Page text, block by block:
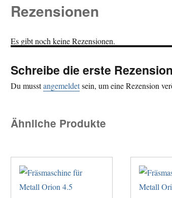
Rezensionen
Es gibt noch keine Rezensionen.
Schreibe die erste
Du musstangemeldetsein, um eine Rezension
Ähnliche Produkte